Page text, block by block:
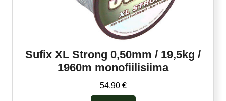
Sufix XL Strong 0,50mm / 19,5kg /
1960m monofiilisiima
54,90 €